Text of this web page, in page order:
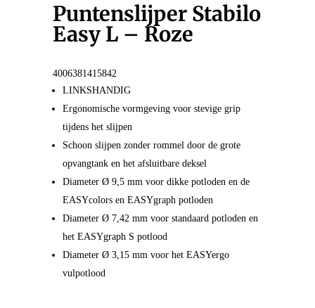
Puntenslijper Stabilo
Easy L – Roze
4006381415842
LINKSHANDIG
Ergonomische vormgeving voor stevige grip
tijdens het slijpen
Schoon slijpen zonder rommel door de grote
opvangtank en het afsluitbare deksel
Diameter Ø 9,5 mm voor dikke potloden en de
EASYcolors en EASYgraph potloden
Diameter Ø 7,42 mm voor standaard potloden en
het EASYgraph S potlood
Diameter Ø 3,15 mm voor het EASYergo
vulpotlood